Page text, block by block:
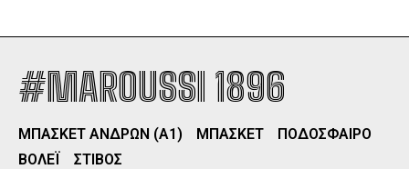
#MAROUSSI 1896
ΜΠΑΣΚΕΤ ΑΝΔΡΩΝ (Α1) ΜΠΑΣΚΕΤ
ΠΟΔΟΣΦΑΙΡΟ
ΒΟΛΕΪ
ΣΤΙΒΟΣ